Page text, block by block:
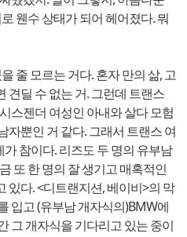
웬수 상태가 되어 헤어졌다. 뭐
줄 모르는 거다. 혼자 만의 삶, 고
견딜 수 없는 거. 그런데 트랜스
스젠더 여성인 아내와 살다 모험
자뿐인 거 같다. 그래서 트랜스 여
가 참이다. 리즈도 두 명의 유부남
또 한 명의 잘 생기고 매혹적인
있다. <디트랜지션, 베이비>의 막
입고 (유부남 개자식의)BMW에
그 개자식을 기다리고 있는 중이